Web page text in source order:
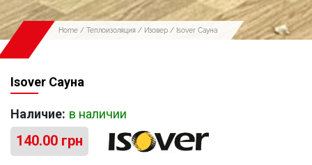
Home / Теплоизоляция / Изовер / Isover Сауна
Isover Сауна
Наличие: в наличии
140.00 грн